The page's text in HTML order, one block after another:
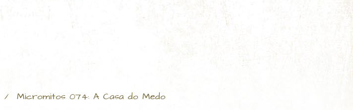
/ Micromitos 074: A Casa do Medo